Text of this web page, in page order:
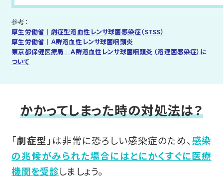
参考：
厚生労働省｜劇症型溶血性レンサ球菌感染症（STSS）
厚生労働省｜Ａ群溶血性レンサ球菌咽頭炎
東京都保健医療局｜Ａ群溶血性レンサ球菌咽頭炎 （溶連菌感染症）に
ついて
かかってしまった時の対処法は？
「劇症型 」は非常に恐ろしい感染症のため、感染
の兆候がみられた場合にはとにかくすぐに医療
機関を受診しましょう。